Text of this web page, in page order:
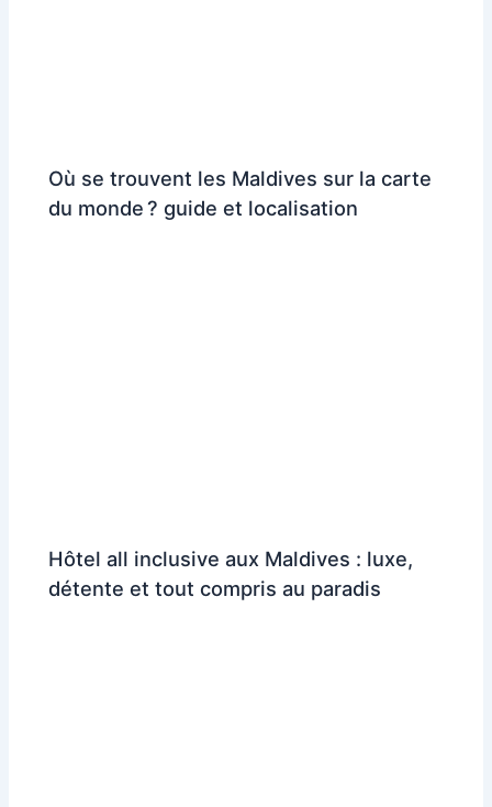
Où se trouvent les Maldives sur la carte
du monde ? guide et localisation
Hôtel all inclusive aux Maldives : luxe,
détente et tout compris au paradis